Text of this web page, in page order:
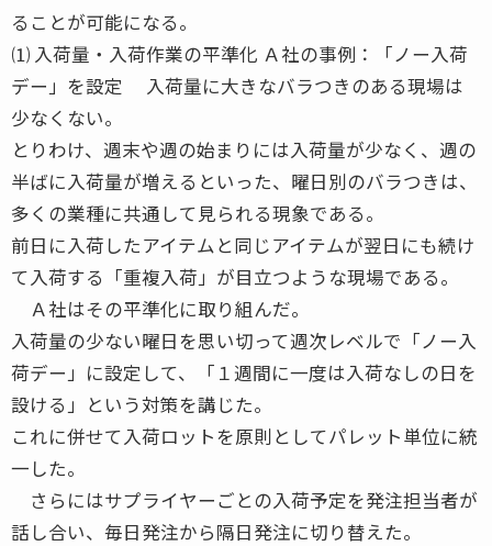
ることが可能になる。
⑴ 入荷量・入荷作業の平準化 Ａ社の事例：「ノー入荷
デー」を設定 入荷量に大きなバラつきのある現場は
少なくない。
とりわけ、週末や週の始まりには入荷量が少なく、週の
半ばに入荷量が増えるといった、曜日別のバラつきは、
多くの業種に共通して見られる現象である。
前日に入荷したアイテムと同じアイテムが翌日にも続け
て入荷する「重複入荷」が目立つような現場である。
Ａ社はその平準化に取り組んだ。
入荷量の少ない曜日を思い切って週次レベルで「ノー入
荷デー」に設定して、「１週間に一度は入荷なしの日を
設ける」という対策を講じた。
これに併せて入荷ロットを原則としてパレット単位に統
一した。
さらにはサプライヤーごとの入荷予定を発注担当者が
話し合い、毎日発注から隔日発注に切り替えた。